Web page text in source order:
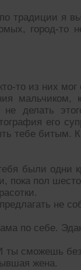
традиции я
город-то
то из них мог
не делать
его
тебе битым.
были одни
пока пол
не
по себе.
сможешь без
жена.